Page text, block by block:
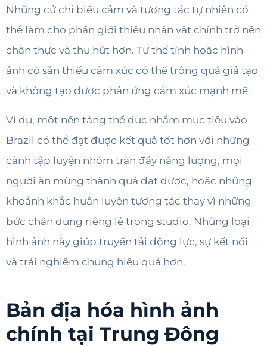
Những cử chỉ biểu cảm và tương tác tự nhiên có
thể làm cho phần giới thiệu nhân vật chính trở nên
chân thực và thu hút hơn. Tư thế tĩnh hoặc hình
ảnh có sẵn thiếu cảm xúc có thể trông quá giả tạo
và không tạo được phản ứng cảm xúc mạnh mẽ.
Ví dụ, một nền tảng thể dục nhắm mục tiêu vào
Brazil có thể đạt được kết quả tốt hơn với những
cảnh tập luyện nhóm tràn đầy năng lượng, mọi
người ăn mừng thành quả đạt được, hoặc những
khoảnh khắc huấn luyện tương tác thay vì những
bức chân dung riêng lẻ trong studio. Những loại
hình ảnh này giúp truyền tải động lực, sự kết nối
và trải nghiệm chung hiệu quả hơn.
Bản địa hóa hình ảnh
chính tại Trung Đông